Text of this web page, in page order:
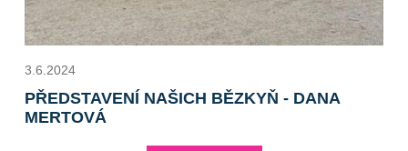
3.6.2024
PŘEDSTAVENÍ NAŠICH BĚZKYŇ - DANA
MERTOVÁ